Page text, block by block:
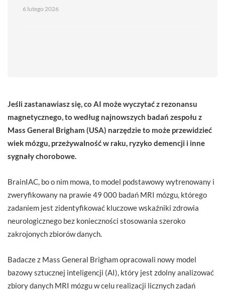
6 lutego 2026
Jeśli zastanawiasz się, co AI może wyczytać z rezonansu
magnetycznego, to według najnowszych badań zespołu z
Mass General Brigham (USA) narzędzie to może przewidzieć
wiek mózgu, przeżywalność w raku, ryzyko demencji i inne
sygnały chorobowe.
BrainIAC, bo o nim mowa, to model podstawowy wytrenowany i
zweryfikowany na prawie 49 000 badań MRI mózgu, którego
zadaniem jest zidentyfikować kluczowe wskaźniki zdrowia
neurologicznego bez konieczności stosowania szeroko
zakrojonych zbiorów danych.
Badacze z Mass General Brigham opracowali nowy model
bazowy sztucznej inteligencji (AI), który jest zdolny analizować
zbiory danych MRI mózgu w celu realizacji licznych zadań